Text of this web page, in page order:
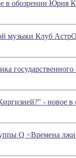
в обозрении Юрия
музыки Клуб
- новое
Q <Времена